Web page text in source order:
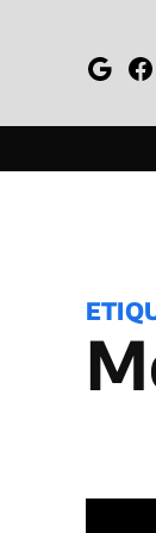
Google